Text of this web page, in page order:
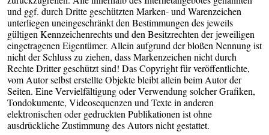
und ggf. durch Dritte geschützten Marken- und Warenzeichen
unterliegen uneingeschränkt den Bestimmungen des jeweils
gültigen Kennzeichenrechts und den Besitzrechten der jeweiligen
eingetragenen Eigentümer. Allein aufgrund der bloßen Nennung ist
nicht der Schluss zu ziehen, dass Markenzeichen nicht durch
Rechte Dritter geschützt sind! Das Copyright für veröffentlichte,
vom Autor selbst erstellte Objekte bleibt allein beim Autor der
Seiten. Eine Vervielfältigung oder Verwendung solcher Grafiken,
Tondokumente, Videosequenzen und Texte in anderen
elektronischen oder gedruckten Publikationen ist ohne
ausdrückliche Zustimmung des Autors nicht gestattet.